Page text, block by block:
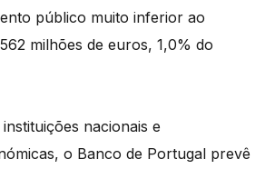
público muito inferior ao
milhões de euros, 1,0% do
nacionais e
o Banco de Portugal prevê